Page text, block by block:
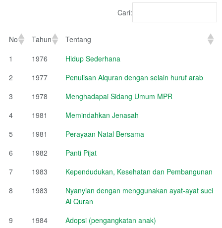
Cari:
No Tahun
Tentang
1
1976
Hidup Sederhana
2
1977
Penulisan Alquran dengan selain huruf arab
3
1978
Menghadapai Sidang Umum MPR
4
1981
Memindahkan Jenasah
5
1981
Perayaan Natal Bersama
6
1982
Panti Pijat
7
1983
Kependudukan, Kesehatan dan Pembangunan
8
1983
Nyanyian dengan menggunakan ayat-ayat suci
Al Quran
9
1984
Adopsi (pengangkatan anak)